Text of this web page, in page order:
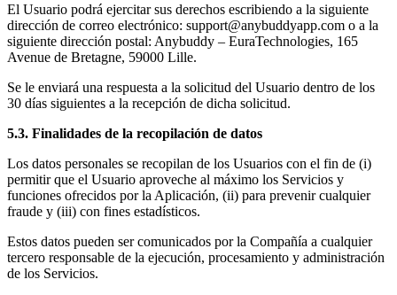
El Usuario podrá ejercitar sus derechos escribiendo a la siguiente
dirección de correo electrónico: support@anybuddyapp.com o a la
siguiente dirección postal: Anybuddy – EuraTechnologies, 165
Avenue de Bretagne, 59000 Lille.
Se le enviará una respuesta a la solicitud del Usuario dentro de los
30 días siguientes a la recepción de dicha solicitud.
5.3. Finalidades de la recopilación de datos
Los datos personales se recopilan de los Usuarios con el fin de (i)
permitir que el Usuario aproveche al máximo los Servicios y
funciones ofrecidos por la Aplicación, (ii) para prevenir cualquier
fraude y (iii) con fines estadísticos.
Estos datos pueden ser comunicados por la Compañía a cualquier
tercero responsable de la ejecución, procesamiento y administración
de los Servicios.